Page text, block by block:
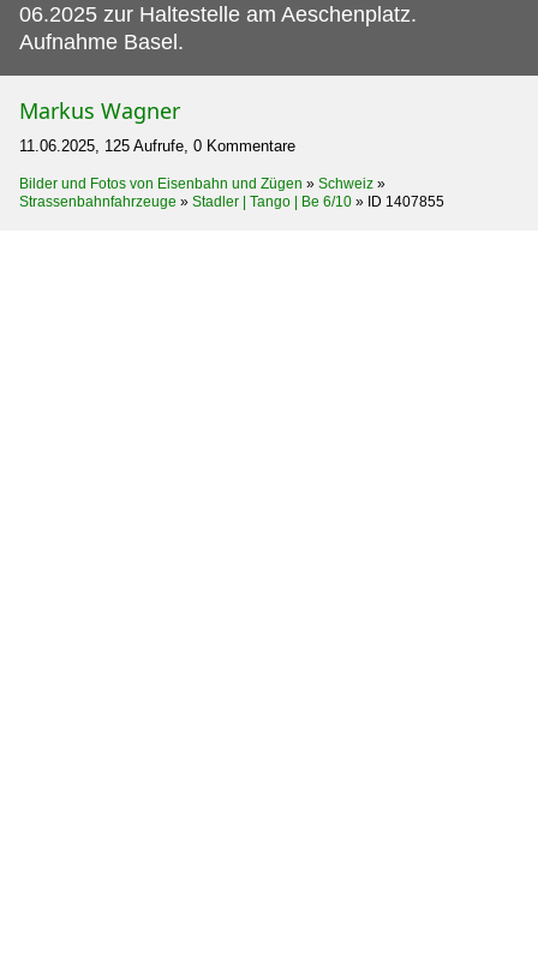
06.2025 zur Haltestelle am Aeschenplatz.
Aufnahme Basel.
Markus Wagner
11.06.2025, 125 Aufrufe, 0 Kommentare
Bilder und Fotos von Eisenbahn und Zügen » Schweiz »
Strassenbahnfahrzeuge » Stadler | Tango | Be 6/10 » ID 1407855